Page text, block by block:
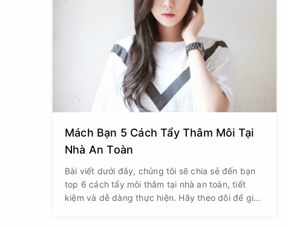
Mách Bạn 5 Cách Tẩy Thâm Môi Tại
Nhà An Toàn
Bài viết dưới đây, chúng tôi sẽ chia sẻ đến bạn
top 6 cách tẩy môi thâm tại nhà an toàn, tiết
kiệm và dễ dàng thực hiện. Hãy theo dõi để giúp